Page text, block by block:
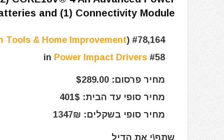
and (1) Connectivity Module
#78,164 in Tools & Home Improvement (
Tools & Home Improvement)
#58 in
Power Impact Drivers
מחיר פרסום: $289.00
מחיר סופי עד הבית: 401$
מחיר סופי בשקלים: 1347₪
שתף\י את הדיל